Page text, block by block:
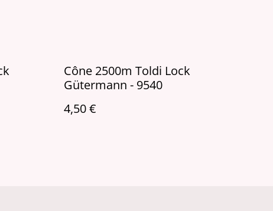
Cône 2500m Toldi Lock
Gütermann - 9540
4,50 €